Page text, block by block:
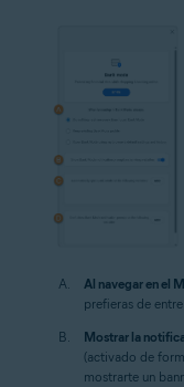
Al navegar en el
prefieras de
Mostrar la
(activado de
mostrarte un